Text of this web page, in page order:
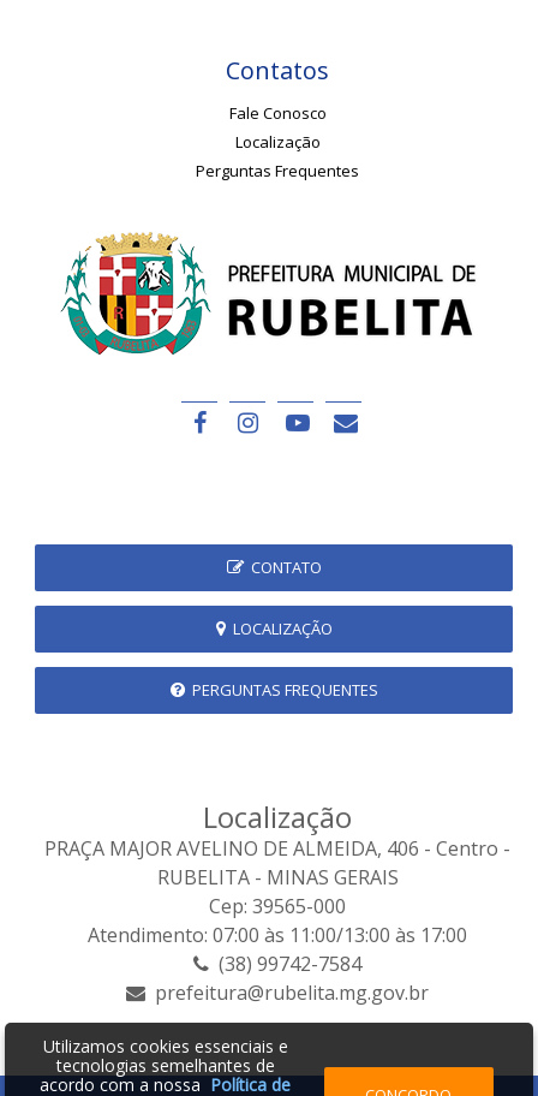
Contatos
Fale Conosco
Localização
Perguntas Frequentes
CONTATO
LOCALIZAÇÃO
PERGUNTAS FREQUENTES
Localização
PRAÇA MAJOR AVELINO DE ALMEIDA, 406 - Centro -
RUBELITA - MINAS GERAIS
Cep: 39565-000
Atendimento: 07:00 às 11:00/13:00 às 17:00
(38) 99742-7584
prefeitura@rubelita.mg.gov.br
Utilizamos cookies essenciais e
tecnologias semelhantes de
acordo com a nossa Política de